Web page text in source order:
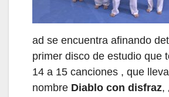
ad se encuentra afinando
primer disco de estudio que
14 a 15 canciones , que
nombre Diablo con disfraz,